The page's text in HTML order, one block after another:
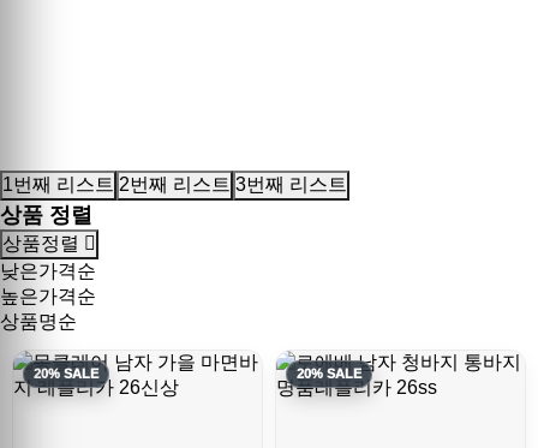
1번째 리스트 2번째 리스트 3번째 리스트
상품 정렬
상품정렬
낮은가격순
높은가격순
상품명순
20% SALE 20% SALE